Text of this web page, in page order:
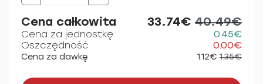
Cena całkowita 33.74€ 40.49€
Cena za jednostkę
0.45€
Oszczędność
0.00€
Cena za dawkę 1.12€ 1.35€